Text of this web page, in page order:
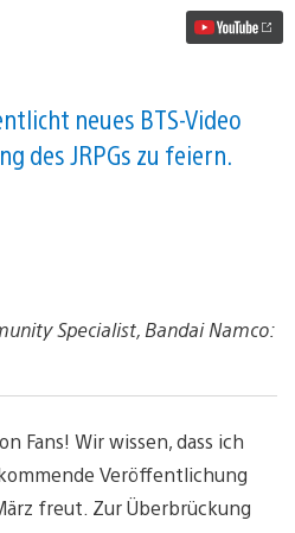
zeigt
Details
zu
Video
abspielen
neues BTS-Video
des JRPGs zu feiern.
Specialist, Bandai Namco:
Fans! Wir wissen, dass ich
Veröffentlichung
freut. Zur Überbrückung